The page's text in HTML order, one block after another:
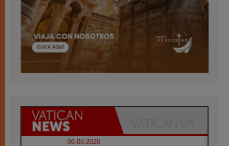
06.08.2026